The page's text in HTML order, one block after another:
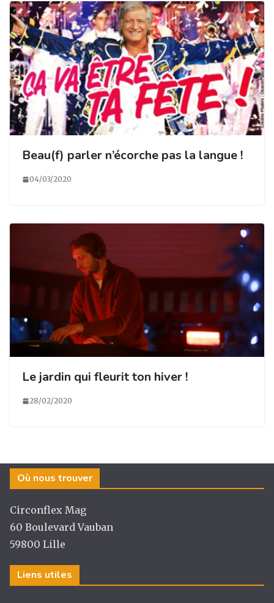
Beau(f) parler n’écorche pas la langue !
04/03/2020
Le jardin qui fleurit ton hiver !
28/02/2020
Où nous trouver
Circonflex Mag
60 Boulevard Vauban
59800 Lille
Liens utiles